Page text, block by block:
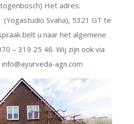
Het adres:
Svaha), 5321 GT te
belt u naar het algemene
– 319 25 46. Wij zijn ook via
agn.com